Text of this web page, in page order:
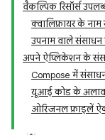
वैकल्पिक रिसॉर्स
क्वालिफ़ायर के
उपनाम वाले संसाधन
अपने ऐप्लिकेशन के
Compose में
यूआई कोड के
ओरिजनल फ़ाइलें